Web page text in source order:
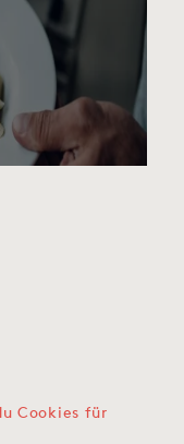
Cookies für